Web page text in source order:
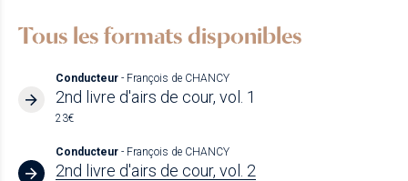
Tous les formats disponibles
Conducteur - François de CHANCY
2nd livre d'airs de cour, vol. 1
23€
Conducteur - François de CHANCY
2nd livre d'airs de cour, vol. 2